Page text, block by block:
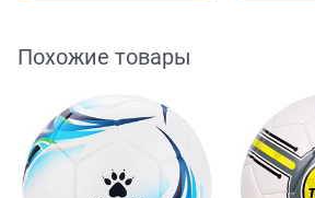
Похожие товары